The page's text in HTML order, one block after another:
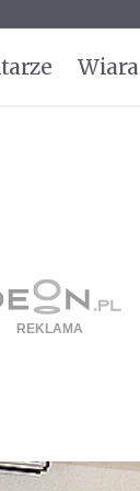
Wiara